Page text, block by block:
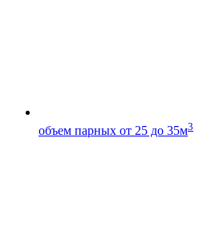
объем парных от 25 до 35м3